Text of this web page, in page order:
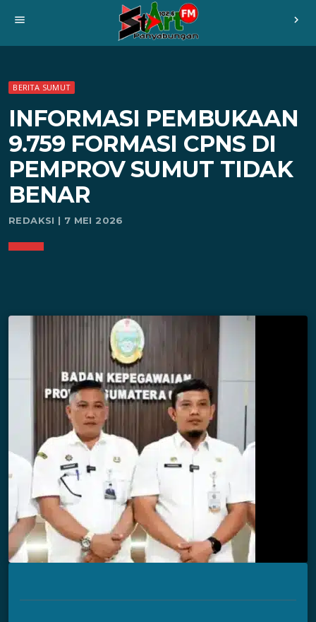
menu chevron_right
BERITA SUMUT
INFORMASI PEMBUKAAN
9.759 FORMASI CPNS DI
PEMPROV SUMUT TIDAK
BENAR
REDAKSI | 7 MEI 2026